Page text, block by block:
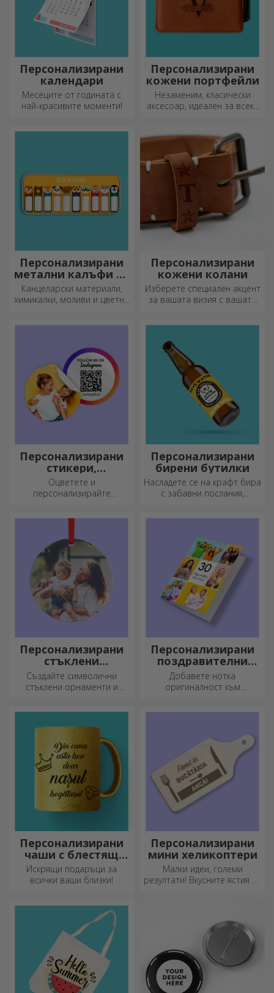
Персонализирани
календари
Месеците от годината с
най-красивите моменти!
Персонализирани
кожени портфейли
Незаменим, класически
аксесоар, идеален за всеки
Персонализирани
метални калъфи за
моливи
Канцеларски материали,
химикалки, моливи и цветни
Персонализирани
кожени колани
Изберете специален акцент
за вашата визия с вашата
Персонализирани
стикери,
самозалепващи се
етикети
Оцветете и
персонализирайте
Персонализирани
бирени бутилки
Насладете се на крафт бира
с забавни послания,
Персонализирани
стъклени
орнаменти
Създайте символични
стъклени орнаменти и
Персонализирани
поздравителни
картички и
картички
Добавете нотка
оригиналност към
или поздравителна
картичка.
Персонализирани
чаши с блестящ
ефект
Искрящи подаръци за
всички ваши близки!
Персонализирани
мини хеликоптери
Малки идеи, големи
резултати! Вкусните ястия се
подходящия!